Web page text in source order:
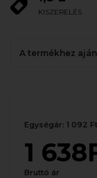
KISZERELÉS
A termékhez
Egységár: 1 092
1
Bruttó ár